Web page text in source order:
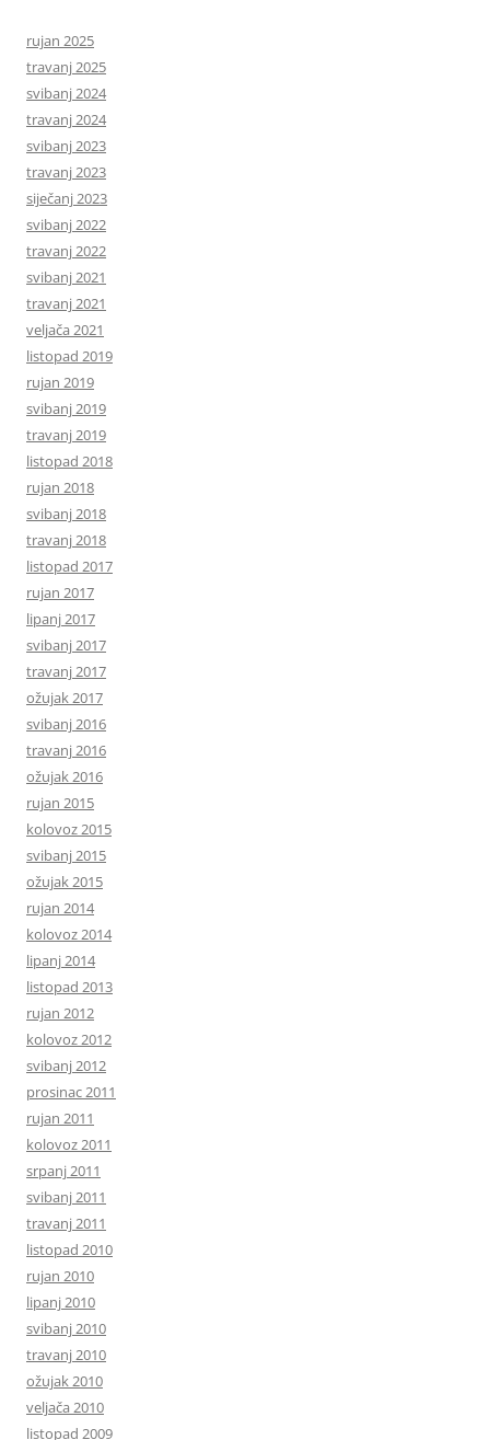
rujan 2025
travanj 2025
svibanj 2024
travanj 2024
svibanj 2023
travanj 2023
siječanj 2023
svibanj 2022
travanj 2022
svibanj 2021
travanj 2021
veljača 2021
listopad 2019
rujan 2019
svibanj 2019
travanj 2019
listopad 2018
rujan 2018
svibanj 2018
travanj 2018
listopad 2017
rujan 2017
lipanj 2017
svibanj 2017
travanj 2017
ožujak 2017
svibanj 2016
travanj 2016
ožujak 2016
rujan 2015
kolovoz 2015
svibanj 2015
ožujak 2015
rujan 2014
kolovoz 2014
lipanj 2014
listopad 2013
rujan 2012
kolovoz 2012
svibanj 2012
prosinac 2011
rujan 2011
kolovoz 2011
srpanj 2011
svibanj 2011
travanj 2011
listopad 2010
rujan 2010
lipanj 2010
svibanj 2010
travanj 2010
ožujak 2010
veljača 2010
listopad 2009